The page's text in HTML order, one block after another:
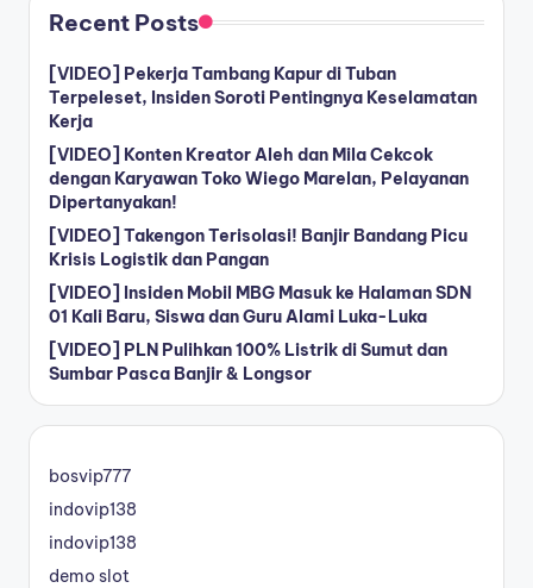
Recent Posts
[VIDEO] Pekerja Tambang Kapur di Tuban
Terpeleset, Insiden Soroti Pentingnya Keselamatan
Kerja
[VIDEO] Konten Kreator Aleh dan Mila Cekcok
dengan Karyawan Toko Wiego Marelan, Pelayanan
Dipertanyakan!
[VIDEO] Takengon Terisolasi! Banjir Bandang Picu
Krisis Logistik dan Pangan
[VIDEO] Insiden Mobil MBG Masuk ke Halaman SDN
01 Kali Baru, Siswa dan Guru Alami Luka-Luka
[VIDEO] PLN Pulihkan 100% Listrik di Sumut dan
Sumbar Pasca Banjir & Longsor
bosvip777
indovip138
indovip138
demo slot